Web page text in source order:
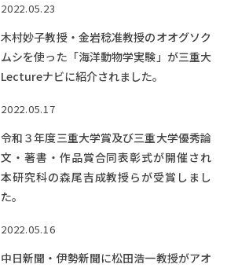
2022.05.23
木村妙子教授・金岩稔准教授のオオグソク
ムシを使った「海洋動物学実験」が三重大
Lectureナビに紹介されました。
2022.05.17
令和３年度三重大学賞及び三重大学優秀論
文・著書・作品賞合同表彰式が開催され
本研究科の森尾吉成教授らが受賞しまし
た。
2022.05.16
中日新聞・伊勢新聞に松田浩一教授がアオ